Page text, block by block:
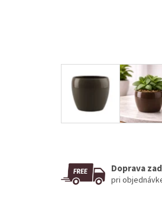
Doprava
pri